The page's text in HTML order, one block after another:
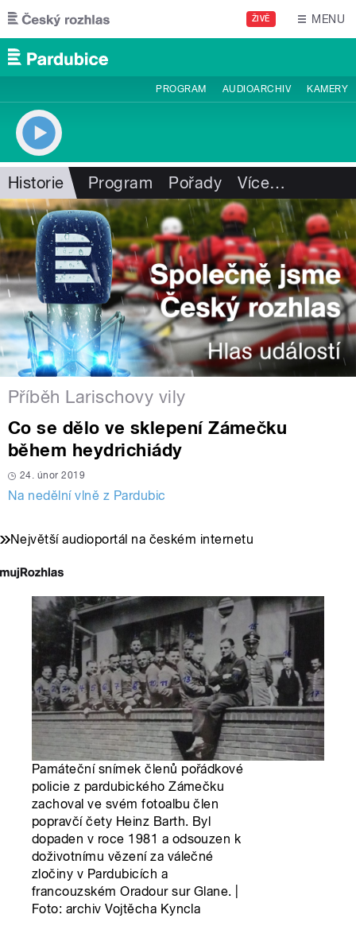
Přejít k hlavnímu obsahu
ŽIVĚ MENU
PROGRAM AUDIOARCHIV KAMERY
Historie Program Pořady Více…
Příběh Larischovy vily
Co se dělo ve sklepení Zámečku
během heydrichiády
24. únor 2019
Na nedělní vlně z Pardubic
Největší audioportál na českém internetu
Památeční snímek členů pořádkové
policie z pardubického Zámečku
zachoval ve svém fotoalbu člen
popravčí čety Heinz Barth. Byl
dopaden v roce 1981 a odsouzen k
doživotnímu vězení za válečné
zločiny v Pardubicích a
francouzském Oradour sur Glane. |
Foto: archiv Vojtěcha Kyncla